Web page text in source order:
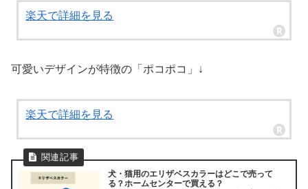
楽天で詳細を見る
可愛いデザインが特徴の「ポコポコ」↓
楽天で詳細を見る
犬・猫用のエリザベスカラーはどこで売って
る？ホームセンターで買える？